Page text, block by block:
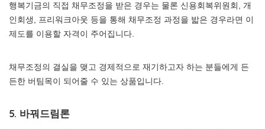
행복기금의 직접 채무조정을 받은 경우는 물론 신용회복위원회, 개
인회생, 프리워크아웃 등을 통해 채무조정 과정을 밟은 경우라면 이
제도를 이용할 자격이 주어집니다.
채무조정의 결실을 맺고 경제적으로 재기하고자 하는 분들에게 든
든한 버팀목이 되어줄 수 있는 상품입니다.
5. 바꿔드림론